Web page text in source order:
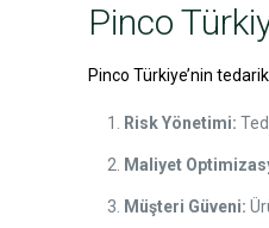
Pinco
Pinco Türkiye’nin
Risk Yönetimi:
Maliyet
Müşteri Güveni: